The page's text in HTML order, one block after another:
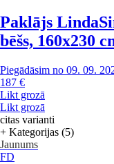
Paklājs Linda
bēšs, 160x230
Piegādāsim no 09. 09.
187 €
Likt grozā
Likt grozā
citas varianti
+ Kategorijas (5)
Jaunums
FD